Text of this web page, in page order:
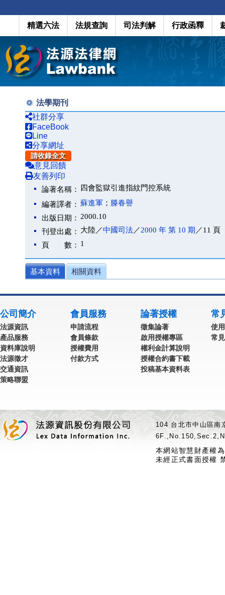
精選六法 法規查詢 司法判解 行政函釋
法學期刊
社群分享
FaceBook
Line
分享網址
請收錄全文
意見回饋
友善列印
論著名稱： 四會監獄引進指紋門控系統
編著譯者： 蘇進軍 ； 滕春譽
出版日期： 2000.10
刊登出處： 大陸／中國司法／2000 年 第 10 期 ／11 頁
頁 數： 1
基本資料 相關資料
公司簡介
法源資訊
產品服務
資料庫說明
法源徵才
交通資訊
策略聯盟
會員服務
申請流程
會員條款
授權費用
付款方式
論著授權
徵集論著
啟用授權專區
權利金計算說明
授權合約書下載
投稿基本資料表
常
使
常
104 台北市中山區
本網站智慧財產權
未經正式書面授權